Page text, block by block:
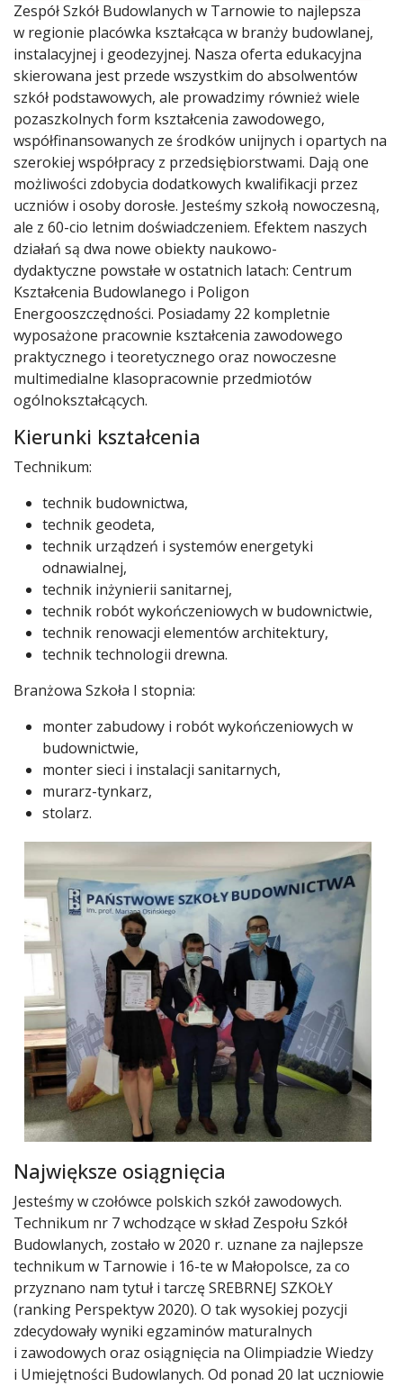
Zespół Szkół Budowlanych w Tarnowie to najlepsza
w regionie placówka kształcąca w branży budowlanej,
instalacyjnej i geodezyjnej. Nasza oferta edukacyjna
skierowana jest przede wszystkim do absolwentów
szkół podstawowych, ale prowadzimy również wiele
pozaszkolnych form kształcenia zawodowego,
współfinansowanych ze środków unijnych i opartych na
szerokiej współpracy z przedsiębiorstwami. Dają one
możliwości zdobycia dodatkowych kwalifikacji przez
uczniów i osoby dorosłe. Jesteśmy szkołą nowoczesną,
ale z 60-cio letnim doświadczeniem. Efektem naszych
działań są dwa nowe obiekty naukowo-
dydaktyczne powstałe w ostatnich latach: Centrum
Kształcenia Budowlanego i Poligon
Energooszczędności. Posiadamy 22 kompletnie
wyposażone pracownie kształcenia zawodowego
praktycznego i teoretycznego oraz nowoczesne
multimedialne klasopracownie przedmiotów
ogólnokształcących.
Kierunki kształcenia
Technikum:
technik budownictwa,
technik geodeta,
technik urządzeń i systemów energetyki
odnawialnej,
technik inżynierii sanitarnej,
technik robót wykończeniowych w budownictwie,
technik renowacji elementów architektury,
technik technologii drewna.
Branżowa Szkoła I stopnia:
monter zabudowy i robót wykończeniowych w
budownictwie,
monter sieci i instalacji sanitarnych,
murarz-tynkarz,
stolarz.
Największe osiągnięcia
Jesteśmy w czołówce polskich szkół zawodowych.
Technikum nr 7 wchodzące w skład Zespołu Szkół
Budowlanych, zostało w 2020 r. uznane za najlepsze
technikum w Tarnowie i 16-te w Małopolsce, za co
przyznano nam tytuł i tarczę SREBRNEJ SZKOŁY
(ranking Perspektyw 2020). O tak wysokiej pozycji
zdecydowały wyniki egzaminów maturalnych
i zawodowych oraz osiągnięcia na Olimpiadzie Wiedzy
i Umiejętności Budowlanych. Od ponad 20 lat uczniowie